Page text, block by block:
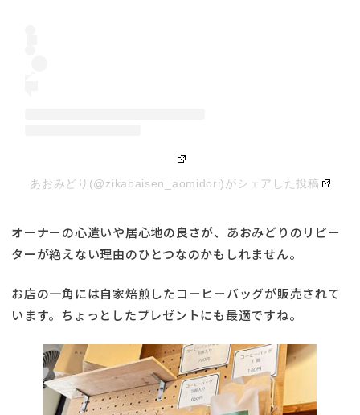
あおみどり(@zikabaisen_aomidori)がシェアした投稿
オーナーの心遣いや居心地の良さが、あおみどりのリピー
ターが絶えない理由のひとつなのかもしれません。
お店の一角には自家焙煎したコーヒーバッグが販売されて
います。ちょっとしたプレゼントにも最適ですね。